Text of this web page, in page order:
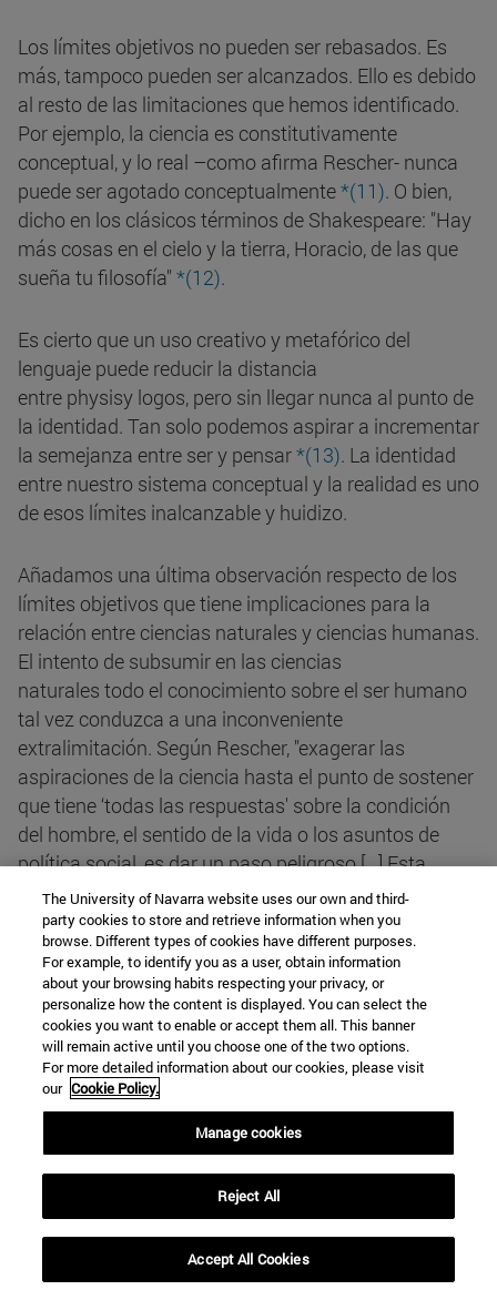
Los límites objetivos no pueden ser rebasados. Es
más, tampoco pueden ser alcanzados. Ello es debido
al resto de las limitaciones que hemos identificado.
Por ejemplo, la ciencia es constitutivamente
conceptual, y lo real –como afirma Rescher- nunca
puede ser agotado conceptualmente*(11). O bien,
dicho en los clásicos términos de Shakespeare: "Hay
más cosas en el cielo y la tierra, Horacio, de las que
sueña tu filosofía" *(12).
Es cierto que un uso creativo y metafórico del
lenguaje puede reducir la distancia
entre physisy logos, pero sin llegar nunca al punto de
la identidad. Tan solo podemos aspirar a incrementar
la semejanza entre ser y pensar*(13). La identidad
entre nuestro sistema conceptual y la realidad es uno
de esos límites inalcanzable y huidizo.
Añadamos una última observación respecto de los
límites objetivos que tiene implicaciones para la
relación entre ciencias naturales y ciencias humanas.
El intento de subsumir en las ciencias
naturales todo el conocimiento sobre el ser humano
tal vez conduzca a una inconveniente
extralimitación. Según Rescher, "exagerar las
aspiraciones de la ciencia hasta el punto de sostener
que tiene ‘todas las respuestas' sobre la condición
del hombre, el sentido de la vida o los asuntos de
política social, es dar un paso peligroso […] Esta
visión hinchada de las capacidades invita al
escepticismo y a la hostilidad como secuela de la
frustración de las expectativas, que es su
consecuencia inevitable"*(14). Dicha frustración se
produce por el intento de superar límites que tal vez
sean de carácter objetivo, pues "el hombre –continúa
Rescher- es miembro no solo del orden natural de las
cosas, sino del específicamentehumano"
3.2. Los límites de la ciencia: una mirada desde el
exterior
"My whole philosophy is nothing but phronesis"
The University of Navarra website uses our own and third-
party cookies to store and retrieve information when you
browse. Different types of cookies have different purposes.
For example, to identify you as a user, obtain information
about your browsing habits respecting your privacy, or
personalize how the content is displayed. You can select the
cookies you want to enable or accept them all. This banner
will remain active until you choose one of the two options.
For more detailed information about our cookies, please visit
our Cookie Policy.
Manage cookies
Reject All
Accept All Cookies